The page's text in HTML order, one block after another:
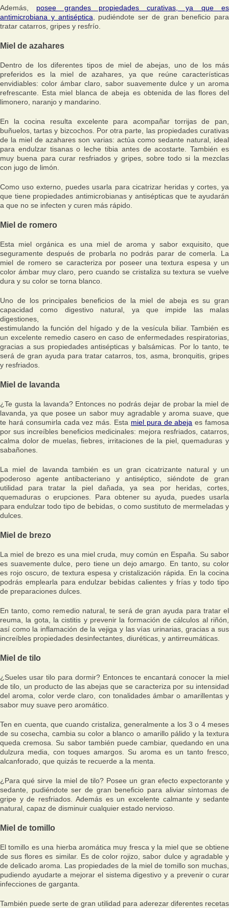
Además, posee grandes propiedades curativas, ya que es
antimicrobiana y antiséptica , pudiéndote ser de gran beneficio para
tratar catarros, gripes y resfrío.
Miel de azahares
Dentro de los diferentes tipos de miel de abejas, uno de los más
preferidos es la miel de azahares, ya que reúne características
envidiables: color ámbar claro, sabor suavemente dulce y un aroma
refrescante. Esta miel blanca de abeja es obtenida de las flores del
limonero, naranjo y mandarino.
En la cocina resulta excelente para acompañar torrijas de pan,
buñuelos, tartas y bizcochos. Por otra parte, las propiedades curativas
de la miel de azahares son varias: actúa como sedante natural, ideal
para endulzar tisanas o leche tibia antes de acostarte. También es
muy buena para curar resfriados y gripes, sobre todo si la mezclas
con jugo de limón.
Como uso externo, puedes usarla para cicatrizar heridas y cortes, ya
que tiene propiedades antimicrobianas y antisépticas que te ayudarán
a que no se infecten y curen más rápido.
Miel de romero
Esta miel orgánica es una miel de aroma y sabor exquisito, que
seguramente después de probarla no podrás parar de comerla. La
miel de romero se caracteriza por poseer una textura espesa y un
color ámbar muy claro, pero cuando se cristaliza su textura se vuelve
dura y su color se torna blanco.
Uno de los principales beneficios de la miel de abeja es su gran
capacidad como digestivo natural, ya que impide las malas
digestiones,
estimulando la función del hígado y de la vesícula biliar. También es
un excelente remedio casero en caso de enfermedades respiratorias,
gracias a sus propiedades antisépticas y balsámicas. Por lo tanto, te
será de gran ayuda para tratar catarros, tos, asma, bronquitis, gripes
y resfriados.
Miel de lavanda
¿Te gusta la lavanda? Entonces no podrás dejar de probar la miel de
lavanda, ya que posee un sabor muy agradable y aroma suave, que
te hará consumirla cada vez más. Esta miel pura de abeja es famosa
por sus increíbles beneficios medicinales: mejora resfriados, catarros,
calma dolor de muelas, fiebres, irritaciones de la piel, quemaduras y
sabañones.
La miel de lavanda también es un gran cicatrizante natural y un
poderoso agente antibacteriano y antiséptico, siéndote de gran
utilidad para tratar la piel dañada, ya sea por heridas, cortes,
quemaduras o erupciones. Para obtener su ayuda, puedes usarla
para endulzar todo tipo de bebidas, o como sustituto de mermeladas y
dulces.
Miel de brezo
La miel de brezo es una miel cruda, muy común en España. Su sabor
es suavemente dulce, pero tiene un dejo amargo. En tanto, su color
es rojo oscuro, de textura espesa y cristalización rápida. En la cocina
podrás emplearla para endulzar bebidas calientes y frías y todo tipo
de preparaciones dulces.
En tanto, como remedio natural, te será de gran ayuda para tratar el
reuma, la gota, la cistitis y prevenir la formación de cálculos al riñón,
así como la inflamación de la vejiga y las vías urinarias, gracias a sus
increíbles propiedades desinfectantes, diuréticas, y antirreumáticas.
Miel de tilo
¿Sueles usar tilo para dormir? Entonces te encantará conocer la miel
de tilo, un producto de las abejas que se caracteriza por su intensidad
del aroma, color verde claro, con tonalidades ámbar o amarillentas y
sabor muy suave pero aromático.
Ten en cuenta, que cuando cristaliza, generalmente a los 3 o 4 meses
de su cosecha, cambia su color a blanco o amarillo pálido y la textura
queda cremosa. Su sabor también puede cambiar, quedando en una
dulzura media, con toques amargos. Su aroma es un tanto fresco,
alcanforado, que quizás te recuerde a la menta.
¿Para qué sirve la miel de tilo? Posee un gran efecto expectorante y
sedante, pudiéndote ser de gran beneficio para aliviar síntomas de
gripe y de resfriados. Además es un excelente calmante y sedante
natural, capaz de disminuir cualquier estado nervioso.
Miel de tomillo
El tomillo es una hierba aromática muy fresca y la miel que se obtiene
de sus flores es similar. Es de color rojizo, sabor dulce y agradable y
de delicado aroma. Las propiedades de la miel de tomillo son muchas,
pudiendo ayudarte a mejorar el sistema digestivo y a prevenir o curar
infecciones de garganta.
También puede serte de gran utilidad para aderezar diferentes recetas